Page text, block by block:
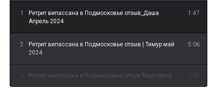
1
Ретрит випассана в Подмосковье отзыв_Даша
Апрель 2024
1:47
2
Ретрит випассана в Подмосковье отзыв | Тимур май
2024
5:06
3
Ретрит випассана в Подмосковье отзыв Маргарита
1:31